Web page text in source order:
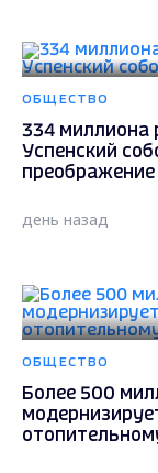
ОБЩЕСТВО
334 миллиона
Успенский
преображение
день назад
ОБЩЕСТВО
Более 500